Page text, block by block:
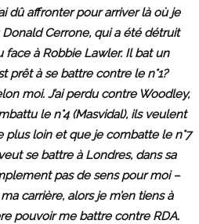
dû affronter pour arriver là où je
Cerrone, qui a été détruit
face à Robbie Lawler. Il bat un
prêt à se battre contre le n°1?
moi. J’ai perdu contre Woodley,
le n°4 (Masvidal), ils veulent
plus loin et que je combatte le n°7
se battre à Londres, dans sa
pas de sens pour moi –
carrière, alors je m’en tiens à
pouvoir me battre contre RDA.